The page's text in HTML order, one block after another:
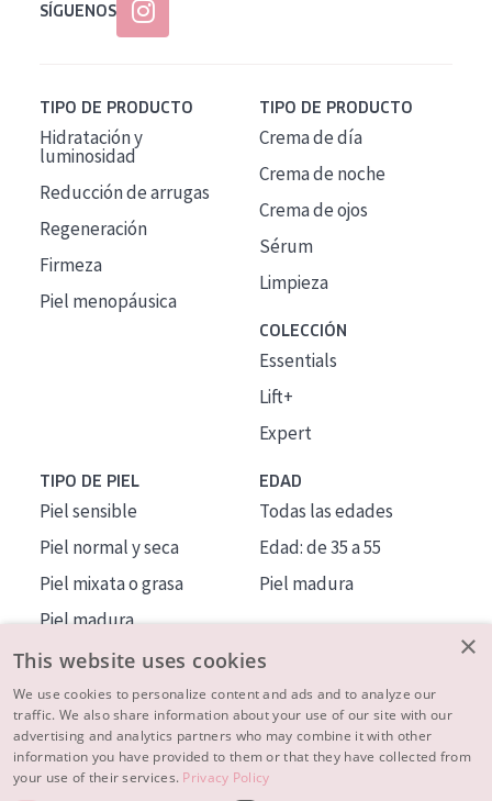
SÍGUENOS
TIPO DE PRODUCTO
Hidratación y
luminosidad
Reducción de arrugas
Regeneración
Firmeza
Piel menopáusica
TIPO DE PRODUCTO
Crema de día
Crema de noche
Crema de ojos
Sérum
Limpieza
COLECCIÓN
Essentials
Lift+
Expert
TIPO DE PIEL
Piel sensible
Piel normal y seca
Piel mixata o grasa
Piel madura
Piel expuesta al sol
Piel menopáusica
EDAD
Todas las edades
Edad: de 35 a 55
Piel madura
MÁS SOBRE NOSOTROS
INSPIRACIÓN
×
This website uses cookies
We use cookies to personalize content and ads and to analyze our
traffic. We also share information about your use of our site with our
advertising and analytics partners who may combine it with other
information you have provided to them or that they have collected from
your use of their services. Privacy Policy